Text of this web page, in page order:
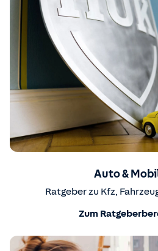
Auto &
Ratgeber zu Kfz,
Zum